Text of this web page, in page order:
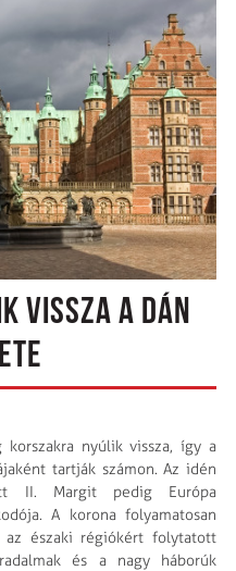
VISSZA A DÁN
nyúlik vissza, így a
tartják számon. Az idén
II. Margit pedig Európa
A korona folyamatosan
északi régiókért folytatott
és a nagy háborúk